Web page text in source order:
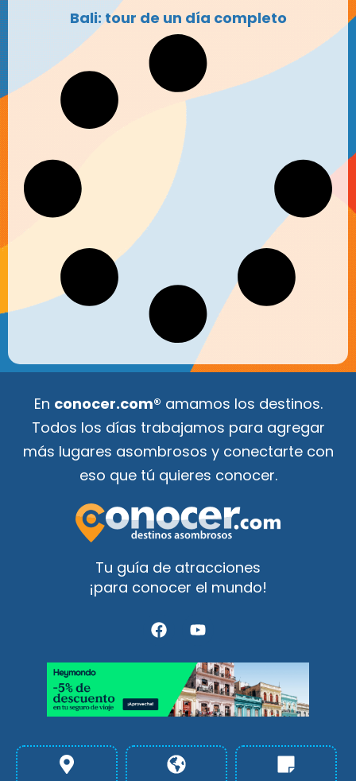
Bali: tour de un día completo
En conocer.com® amamos los destinos.
Todos los días trabajamos para agregar
más lugares asombrosos y conectarte con
eso que tú quieres conocer.
Tu guía de atracciones
¡para conocer el mundo!
F
a
e
o
o
Y
o
t
u
b
e